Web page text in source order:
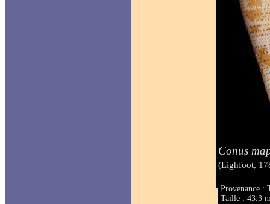
Conus
(Lighfoot,
Provenance :
Taille : 43.3